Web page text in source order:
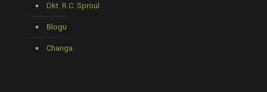
Dkt. R.C. Sproul
Blogu
Changa